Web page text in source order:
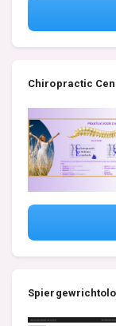
Chiropractic